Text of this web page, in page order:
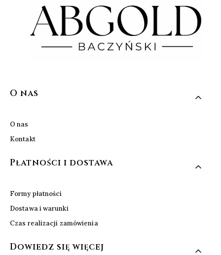
Linki w stopce
O nas
O nas
Kontakt
Płatności i dostawa
Formy płatności
Dostawa i warunki
Czas realizacji zamówienia
Dowiedz się więcej